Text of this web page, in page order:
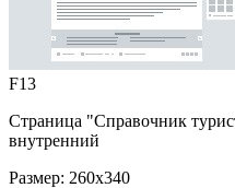
F13
Страница "Справочник
внутренний
Размер: 260x340